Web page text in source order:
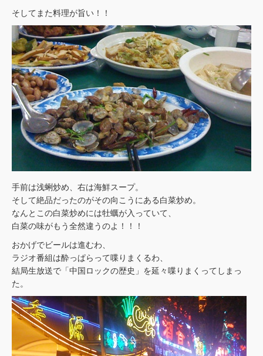
そしてまた料理が旨い！！
手前は浅蜊炒め、右は海鮮スープ。
そして絶品だったのがその向こうにある白菜炒め。
なんとこの白菜炒めには牡蠣が入っていて、
白菜の味がもう全然違うのよ！！！
おかげでビールは進むわ、
ラジオ番組は酔っぱらって喋りまくるわ、
結局生放送で「中国ロックの歴史」を延々喋りまくってしまっ
た。